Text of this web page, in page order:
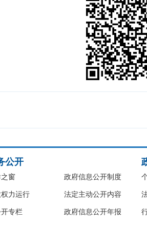
公开
窗
力运行
专栏
政府信息公开制度
法定主动公开内容
政府信息公开年报